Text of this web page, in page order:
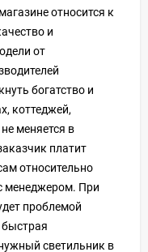
относится к
и
от
богатство и
коттеджей,
меняется в
платит
относительно
менеджером. При
проблемой
быстрая
светильник в